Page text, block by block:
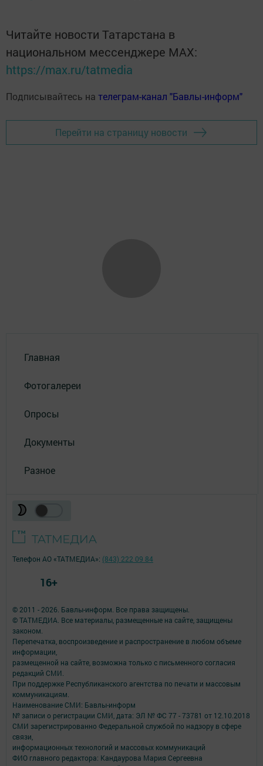
Читайте новости Татарстана в
национальном мессенджере MАХ:
https://max.ru/tatmedia
Подписывайтесь на телеграм-канал "Бавлы-информ"
Перейти на страницу новости
Главная
Фотогалереи
Опросы
Документы
Разное
© 2011 - 2026. Бавлы-информ. Все права защищены.
© ТАТМЕДИА. Все материалы, размещенные на сайте, защищены
законом.
Перепечатка, воспроизведение и распространение в любом объеме
информации,
размещенной на сайте, возможна только с письменного согласия
редакций СМИ.
При поддержке Республиканского агентства по печати и массовым
коммуникациям.
Наименование СМИ: Бавлы-информ
№ записи о регистрации СМИ, дата: ЭЛ № ФС 77 - 73781 от 12.10.2018
СМИ зарегистрированно Федеральной службой по надзору в сфере
связи,
информационных технологий и массовых коммуникаций
ФИО главного редактора: Кандаурова Мария Сергеевна
Телефон АО «ТАТМЕДИА»: (843) 222 09 84
16+